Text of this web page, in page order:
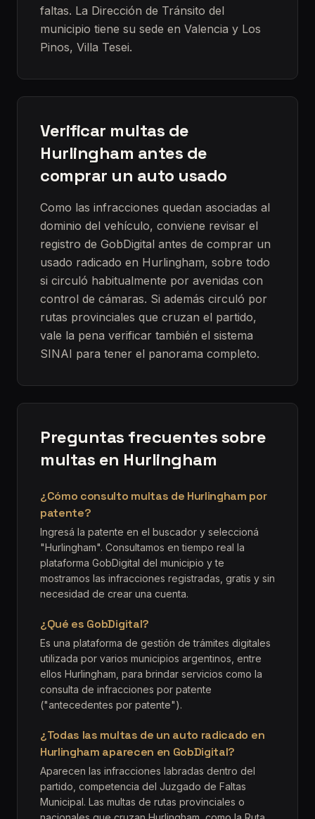
faltas. La Dirección de Tránsito del
municipio tiene su sede en Valencia y Los
Pinos, Villa Tesei.
Verificar multas de
Hurlingham antes de
comprar un auto usado
Como las infracciones quedan asociadas al
dominio del vehículo, conviene revisar el
registro de GobDigital antes de comprar un
usado radicado en Hurlingham, sobre todo
si circuló habitualmente por avenidas con
control de cámaras. Si además circuló por
rutas provinciales que cruzan el partido,
vale la pena verificar también el sistema
SINAI para tener el panorama completo.
Preguntas frecuentes sobre
multas en Hurlingham
¿Cómo consulto multas de Hurlingham por
patente?
Ingresá la patente en el buscador y seleccioná
"Hurlingham". Consultamos en tiempo real la
plataforma GobDigital del municipio y te
mostramos las infracciones registradas, gratis y sin
necesidad de crear una cuenta.
¿Qué es GobDigital?
Es una plataforma de gestión de trámites digitales
utilizada por varios municipios argentinos, entre
ellos Hurlingham, para brindar servicios como la
consulta de infracciones por patente
("antecedentes por patente").
¿Todas las multas de un auto radicado en
Hurlingham aparecen en GobDigital?
Aparecen las infracciones labradas dentro del
partido, competencia del Juzgado de Faltas
Municipal. Las multas de rutas provinciales o